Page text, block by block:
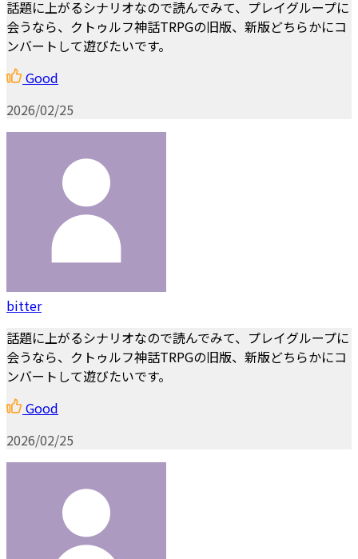
話題に上がるシナリオなので読んでみて、プレイグループに
会うなら、クトゥルフ神話TRPGの旧版、新版どちらかにコ
ンバートして遊びたいです。
Good
2026/02/25
bitter
話題に上がるシナリオなので読んでみて、プレイグループに
会うなら、クトゥルフ神話TRPGの旧版、新版どちらかにコ
ンバートして遊びたいです。
Good
2026/02/25